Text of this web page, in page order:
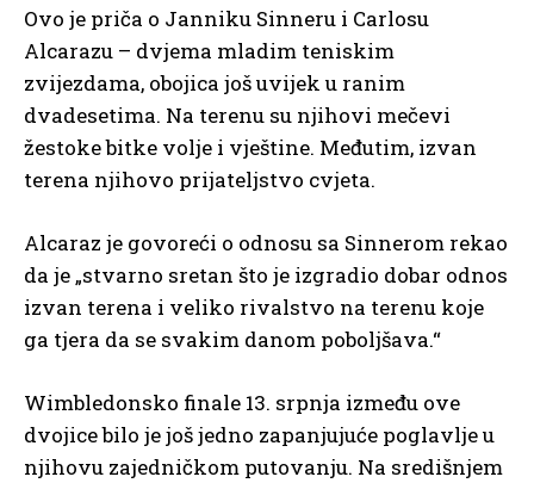
Ovo je priča o Janniku Sinneru i Carlosu
Alcarazu – dvjema mladim teniskim
zvijezdama, obojica još uvijek u ranim
dvadesetima. Na terenu su njihovi mečevi
žestoke bitke volje i vještine. Međutim, izvan
terena njihovo prijateljstvo cvjeta.
Alcaraz je govoreći o odnosu sa Sinnerom rekao
da je „stvarno sretan što je izgradio dobar odnos
izvan terena i veliko rivalstvo na terenu koje
ga tjera da se svakim danom poboljšava.“
Wimbledonsko finale 13. srpnja između ove
dvojice bilo je još jedno zapanjujuće poglavlje u
njihovu zajedničkom putovanju. Na središnjem